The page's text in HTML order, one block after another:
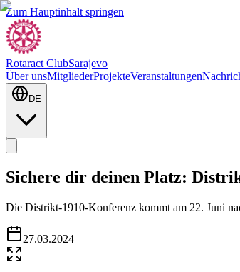
Zum Hauptinhalt springen
Rotaract ClubSarajevo
Über unsMitgliederProjekteVeranstaltungen
DE
Sichere dir deinen Platz:
Die Distrikt-1910-Konferenz kommt am 22. Juni
27.03.2024